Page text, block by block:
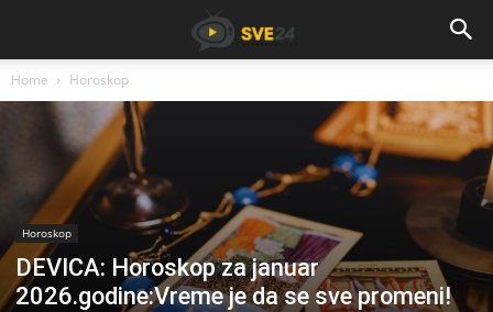
Home Horoskop
Horoskop
DEVICA: Horoskop za januar
2026.godine:Vreme je da se sve promeni!